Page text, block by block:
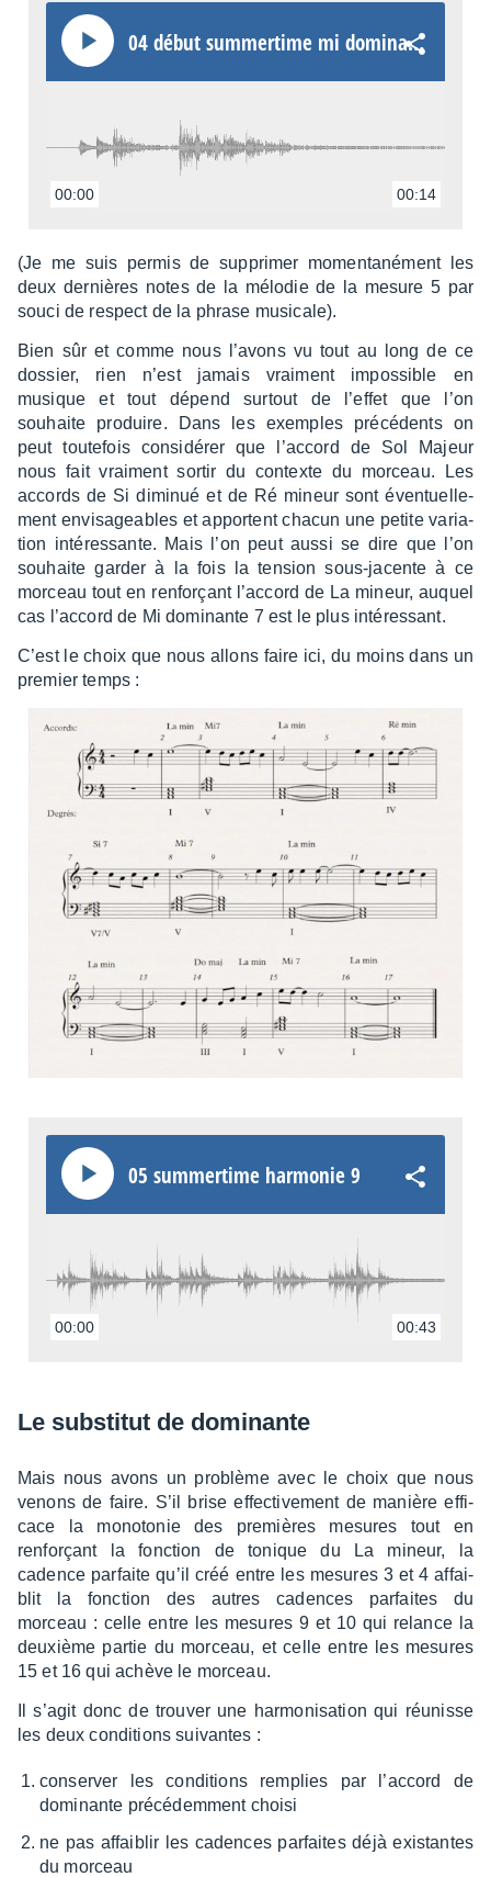
04 début summer­time mi domi­nante 7
00:00 00:14
(Je me suis permis de suppri­mer momen­ta­né­ment les
deux dernières notes de la mélo­die de la mesure 5 par
souci de respect de la phrase musi­cale).
Bien sûr et comme nous l’avons vu tout au long de ce
dossier, rien n’est jamais vrai­ment impos­sible en
musique et tout dépend surtout de l’ef­fet que l’on
souhaite produire. Dans les exemples précé­dents on
peut toute­fois consi­dé­rer que l’ac­cord de Sol Majeur
nous fait vrai­ment sortir du contexte du morceau. Les
accords de Si dimi­nué et de Ré mineur sont éven­tuel­le­
ment envi­sa­geables et apportent chacun une petite varia­
tion inté­res­sante. Mais l’on peut aussi se dire que l’on
souhaite garder à la fois la tension sous-jacente à ce
morceau tout en renforçant l’ac­cord de La mineur, auquel
cas l’ac­cord de Mi domi­nante 7 est le plus inté­res­sant.
C’est le choix que nous allons faire ici, du moins dans un
premier temps :
05 summer­time harmo­nie 9
00:00 00:43
Le substi­tut de domi­nante
Mais nous avons un problème avec le choix que nous
venons de faire. S’il brise effec­ti­ve­ment de manière effi­
cace la mono­to­nie des premières mesures tout en
renforçant la fonc­tion de tonique du La mineur, la
cadence parfaite qu’il créé entre les mesures 3 et 4 affai­
blit la fonc­tion des autres cadences parfaites du
morceau : celle entre les mesures 9 et 10 qui relance la
deuxième partie du morceau, et celle entre les mesures
15 et 16 qui achève le morceau.
Il s’agit donc de trou­ver une harmo­ni­sa­tion qui réunisse
les deux condi­tions suivantes :
conser­ver les condi­tions remplies par l’ac­cord de
domi­nante précé­dem­ment choisi
ne pas affai­blir les cadences parfaites déjà exis­tantes
du morceau